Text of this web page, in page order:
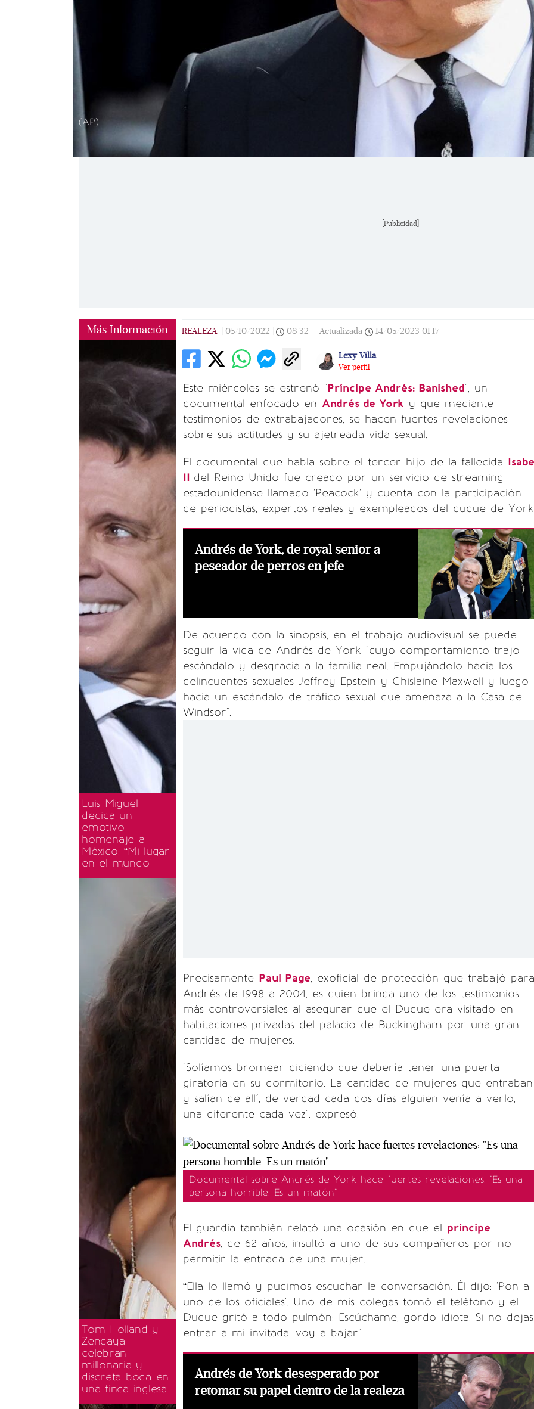
(AP)
[Publicidad]
Más Información
Luis Miguel
dedica un
emotivo
homenaje a
México: “Mi lugar
en el mundo"
Tom Holland y
Zendaya
celebran
millonaria y
discreta boda en
una finca inglesa
REALEZA 05/10/2022 08:32 Actualizada 14/05/2023 01:17
Lexy Villa
Ver perfil
Este miércoles se estrenó "Príncipe Andrés: Banished", un
documental enfocado en Andrés de York y que mediante
testimonios de extrabajadores, se hacen fuertes revelaciones
sobre sus actitudes y su ajetreada vida sexual.
El documental que habla sobre el tercer hijo de la fallecida
II del Reino Unido fue creado por un servicio de streaming
estadounidense llamado 'Peacock' y cuenta con la participación
de periodistas, expertos reales y exempleados del duque de
Andrés de York, de royal senior a
peseador de perros en jefe
De acuerdo con la sinopsis, en el trabajo audiovisual se puede
seguir la vida de Andrés de York "cuyo comportamiento trajo
escándalo y desgracia a la familia real. Empujándolo hacia los
delincuentes sexuales Jeffrey Epstein y Ghislaine Maxwell y luego
hacia un escándalo de tráfico sexual que amenaza a la Casa de
Windsor".
Precisamente Paul Page, exoficial de protección que trabajó para
Andrés de 1998 a 2004, es quien brinda uno de los testimonios
más controversiales al asegurar que el Duque era visitado en
habitaciones privadas del palacio de Buckingham por una gran
cantidad de mujeres.
"Solíamos bromear diciendo que debería tener una puerta
giratoria en su dormitorio. La cantidad de mujeres que entraban
y salían de allí, de verdad cada dos días alguien venía a verlo,
una diferente cada vez". expresó.
Documental sobre Andrés de York hace fuertes revelaciones: "Es una
persona horrible. Es un matón"
El guardia también relató una ocasión en que el príncipe
Andrés, de 62 años, insultó a uno de sus compañeros por no
permitir la entrada de una mujer.
“Ella lo llamó y pudimos escuchar la conversación. Él dijo: 'Pon a
uno de los oficiales'. Uno de mis colegas tomó el teléfono y el
Duque gritó a todo pulmón: Escúchame, gordo idiota. Si no dejas
entrar a mi invitada, voy a bajar".
Andrés de York desesperado por
retomar su papel dentro de la realeza